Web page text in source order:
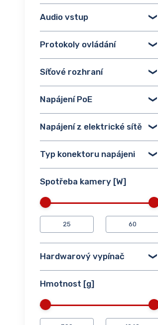
Audio vstup
Protokoly ovládání
Síťové rozhraní
Napájení PoE
Napájení z elektrické sítě
Typ konektoru napájeni
Spotřeba kamery [W]
Hardwarový vypínač
Hmotnost [g]